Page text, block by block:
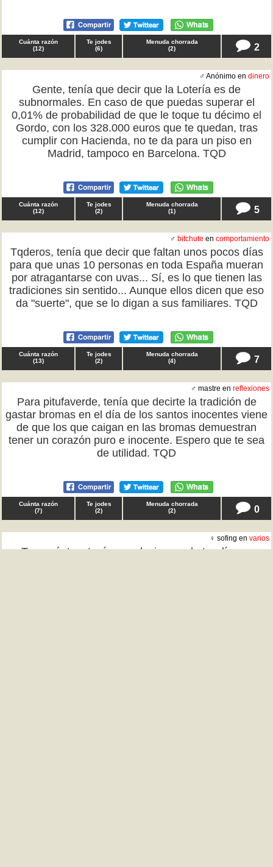
Cuánta razón
(12)
Te jodes
(6)
Menuda chorrada
(2) 2
♂ Anónimo en dinero
Gente, tenía que decir que la Lotería es de
subnormales. En caso de que puedas superar el
0,01% de probabilidad de que le toque tu décimo el
Gordo, con los 328.000 euros que te quedan, tras
cumplir con Hacienda, no te da para un piso en
Madrid, tampoco en Barcelona. TQD
Cuánta razón
(12)
Te jodes
(2)
Menuda chorrada
(1) 5
♂ bitchute en comportamiento
Tqderos, tenía que decir que faltan unos pocos días
para que unas 10 personas en toda España mueran
por atragantarse con uvas... Sí, es lo que tienen las
tradiciones sin sentido... Aunque ellos dicen que eso
da "suerte", que se lo digan a sus familiares. TQD
Cuánta razón
(13)
Te jodes
(2)
Menuda chorrada
(4) 7
♂ mastre en reflexiones
Para pitufaverde, tenía que decirte la tradición de
gastar bromas en el día de los santos inocentes viene
de que los que caigan en las bromas demuestran
tener un corazón puro e inocente. Espero que te sea
de utilidad. TQD
Cuánta razón
(7)
Te jodes
(2)
Menuda chorrada
(2) 0
♀ sofing en varios
Transeúntes, tenía que decir que el otro día me